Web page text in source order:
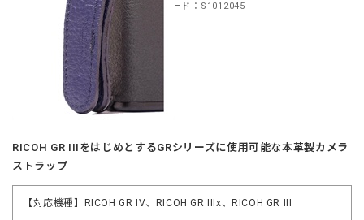
商品コード：S1012045
RICOH GR IIIをはじめとするGRシリーズに使用可能な本革製カメラ
ストラップ
【対応機種】RICOH GR IV、RICOH GR IIIx、RICOH GR III